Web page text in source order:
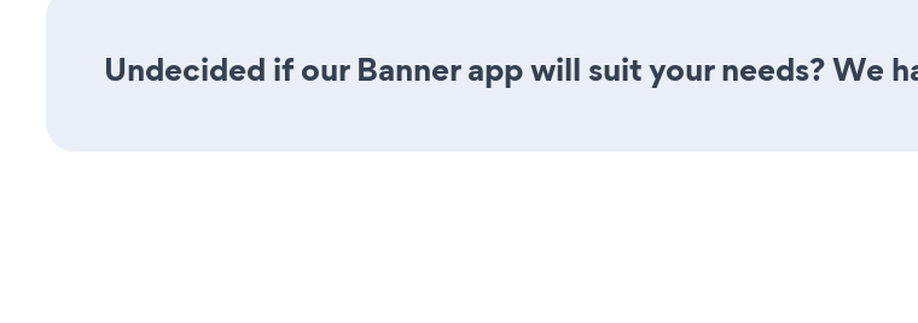
Undecided if our Banner app will suit your needs? We